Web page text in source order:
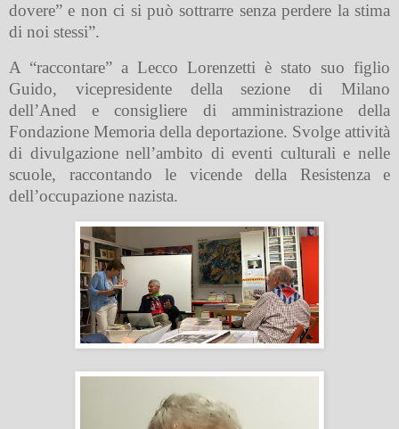
dovere” e non ci si può sottrarre senza perdere la stima
di noi stessi”.
A “raccontare” a Lecco Lorenzetti è stato suo figlio
Guido, vicepresidente della sezione di Milano
dell’Aned e consigliere di amministrazione della
Fondazione Memoria della deportazione. Svolge attività
di divulgazione nell’ambito di eventi culturali e nelle
scuole, raccontando le vicende della Resistenza e
dell’occupazione nazista.